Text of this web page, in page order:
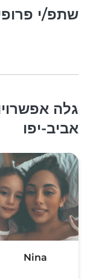
שתפ/י
גלה
אביב-יפו
Nina